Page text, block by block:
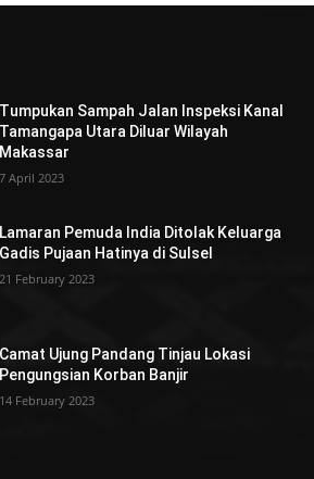
Tumpukan Sampah Jalan Inspeksi Kanal
Tamangapa Utara Diluar Wilayah
Makassar
7 April 2023
Lamaran Pemuda India Ditolak Keluarga
Gadis Pujaan Hatinya di Sulsel
21 February 2023
Camat Ujung Pandang Tinjau Lokasi
Pengungsian Korban Banjir
14 February 2023